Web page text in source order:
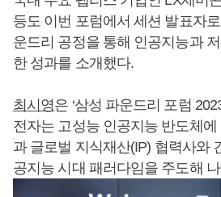
등도 이번 포럼에서 세션 발표자
운드리 공정을 통해 인공지능과
한 성과를 소개했다.
최시영은 ‘삼성 파운드리 포럼
전자는 고성능 인공지능 반도체
과 글로벌 지식재산(IP) 협력사와
공지능 시대 패러다임을 주도해